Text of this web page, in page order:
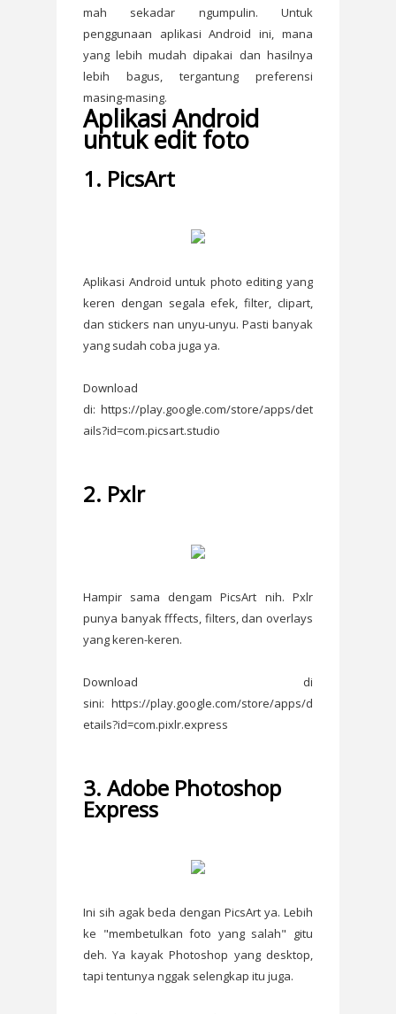
mah sekadar ngumpulin. Untuk
penggunaan aplikasi Android ini, mana
yang lebih mudah dipakai dan hasilnya
lebih bagus, tergantung preferensi
masing-masing.
Aplikasi Android
untuk edit foto
1. PicsArt
Aplikasi Android untuk photo editing yang
keren dengan segala efek, filter, clipart,
dan stickers nan unyu-unyu. Pasti banyak
yang sudah coba juga ya.
Download
di: https://play.google.com/store/apps/det
ails?id=com.picsart.studio
2. Pxlr
Hampir sama dengam PicsArt nih. Pxlr
punya banyak fffects, filters, dan overlays
yang keren-keren.
Download di
sini: https://play.google.com/store/apps/d
etails?id=com.pixlr.express
3. Adobe Photoshop
Express
Ini sih agak beda dengan PicsArt ya. Lebih
ke "membetulkan foto yang salah" gitu
deh. Ya kayak Photoshop yang desktop,
tapi tentunya nggak selengkap itu juga.